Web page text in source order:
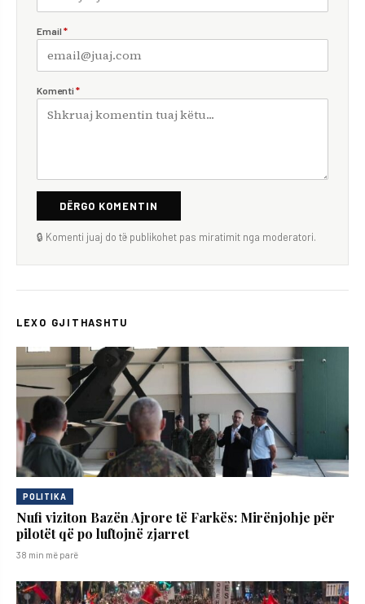
Email *
Komenti *
DËRGO KOMENTIN
🔒 Komenti juaj do të publikohet pas miratimit nga moderatori.
LEXO GJITHASHTU
POLITIKA
Nufi viziton Bazën Ajrore të Farkës: Mirënjohje për
pilotët që po luftojnë zjarret
38 min më parë